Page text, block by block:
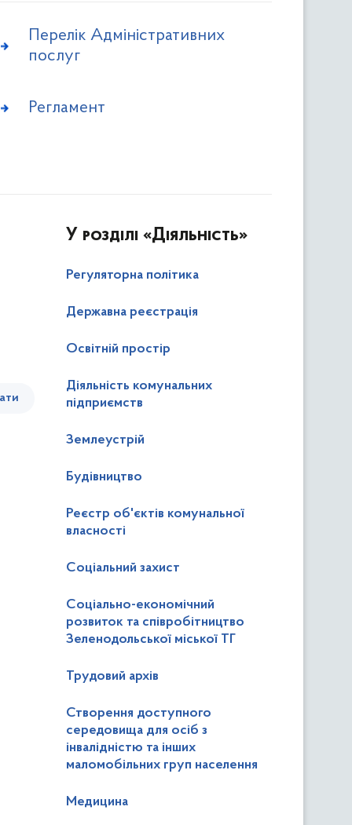
Перелік Адміністративних
послуг
Регламент
У розділі «Діяльність»
Регуляторна політика
Державна реєстрація
Освітній простір
Діяльність комунальних
підприємств
Землеустрій
Будівництво
Реєстр об'єктів комунальної
власності
Соціальний захист
Соціально-економічний
розвиток та співробітництво
Зеленодольської міської ТГ
Трудовий архів
Створення доступного
середовища для осіб з
інвалідністю та інших
маломобільних груп населення
Медицина